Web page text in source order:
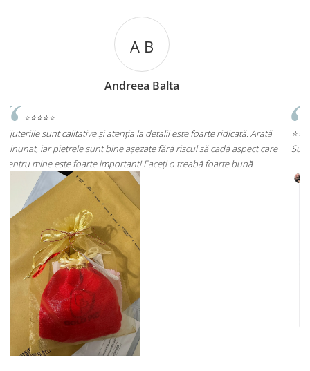
A C
Andreea Cicu
⭐⭐⭐⭐⭐
Super mulțumită!! Sunt superbi cerceii!!!